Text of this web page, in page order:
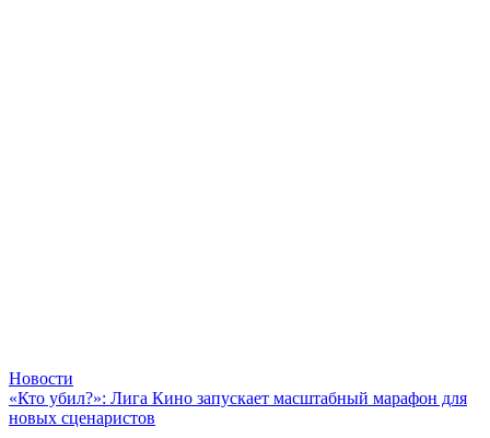
Новости
«Кто убил?»: Лига Кино запускает масштабный марафон для
новых сценаристов